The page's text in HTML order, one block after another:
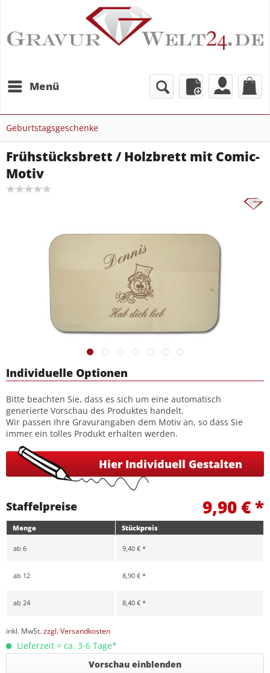
Menü
Geburtstagsgeschenke
Frühstücksbrett / Holzbrett mit Comic-
Motiv
Individuelle Optionen
Bitte beachten Sie, dass es sich um eine automatisch
generierte Vorschau des Produktes handelt.
Wir passen Ihre Gravurangaben dem Motiv an, so dass Sie
immer ein tolles Produkt erhalten werden.
Hier Individuell Gestalten
9,90 € *
Staffelpreise
Menge Stückpreis
ab 6 9,40 € *
ab 12 8,90 € *
ab 24 8,40 € *
inkl. MwSt.zzgl. Versandkosten
Lieferzeit = ca. 3-6 Tage*
Vorschau einblenden